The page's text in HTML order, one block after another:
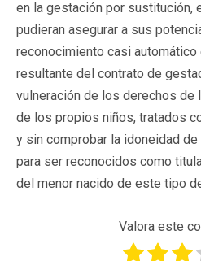
en la gestación por sustitución,
pudieran asegurar a sus
reconocimiento casi automático
resultante del contrato de
vulneración de los derechos
de los propios niños, tratados
y sin comprobar la idoneidad
para ser reconocidos como
del menor nacido de este tipo
Valora este